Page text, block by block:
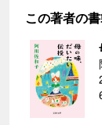
この著者の